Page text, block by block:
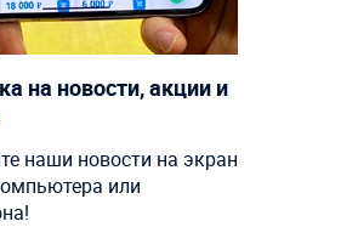
на новости, акции и
наши новости на экран
или